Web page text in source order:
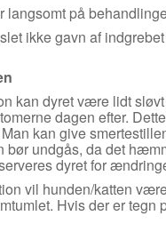
langsomt på
ikke gavn af
kan dyret være lidt
dagen efter.
kan give
bør undgås, da det
dyret for
vil hunden/katten
Hvis der er